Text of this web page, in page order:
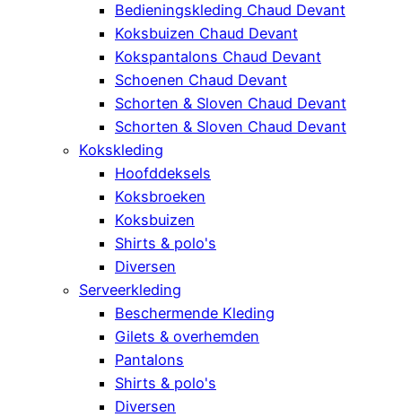
Bedieningskleding Chaud Devant
Koksbuizen Chaud Devant
Kokspantalons Chaud Devant
Schoenen Chaud Devant
Schorten & Sloven Chaud Devant
Schorten & Sloven Chaud Devant
Kokskleding
Hoofddeksels
Koksbroeken
Koksbuizen
Shirts & polo's
Diversen
Serveerkleding
Beschermende Kleding
Gilets & overhemden
Pantalons
Shirts & polo's
Diversen